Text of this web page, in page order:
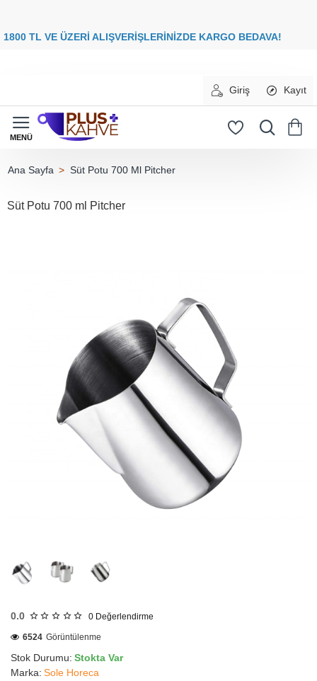
00 TL VE ÜZERİ ALIŞVERİŞLERİNİZDE KARGO
Giriş Kayıt
Süt Potu 700 Ml Pitcher
Süt Potu 700 ml Pitcher
0.0 0 Değerlendirme
Stok Durumu: Stokta Var
Marka: Sole Horeca
6524 Görüntülenme